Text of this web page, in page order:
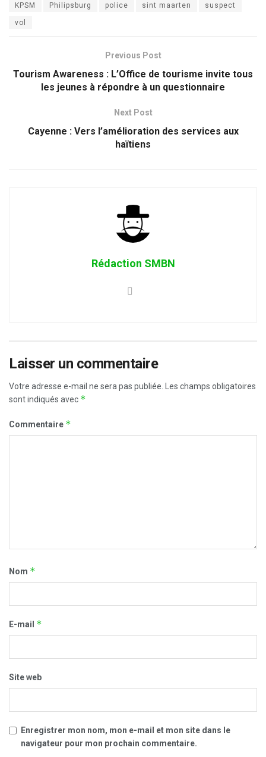
KPSM Philipsburg police sint maarten suspect
vol
Previous Post
Tourism Awareness : L’Office de tourisme invite tous
les jeunes à répondre à un questionnaire
Next Post
Cayenne : Vers l’amélioration des services aux
haïtiens
Rédaction SMBN
Laisser un commentaire
Votre adresse e-mail ne sera pas publiée. Les champs obligatoires
sont indiqués avec *
Commentaire *
Nom *
E-mail *
Site web
Enregistrer mon nom, mon e-mail et mon site dans le
navigateur pour mon prochain commentaire.